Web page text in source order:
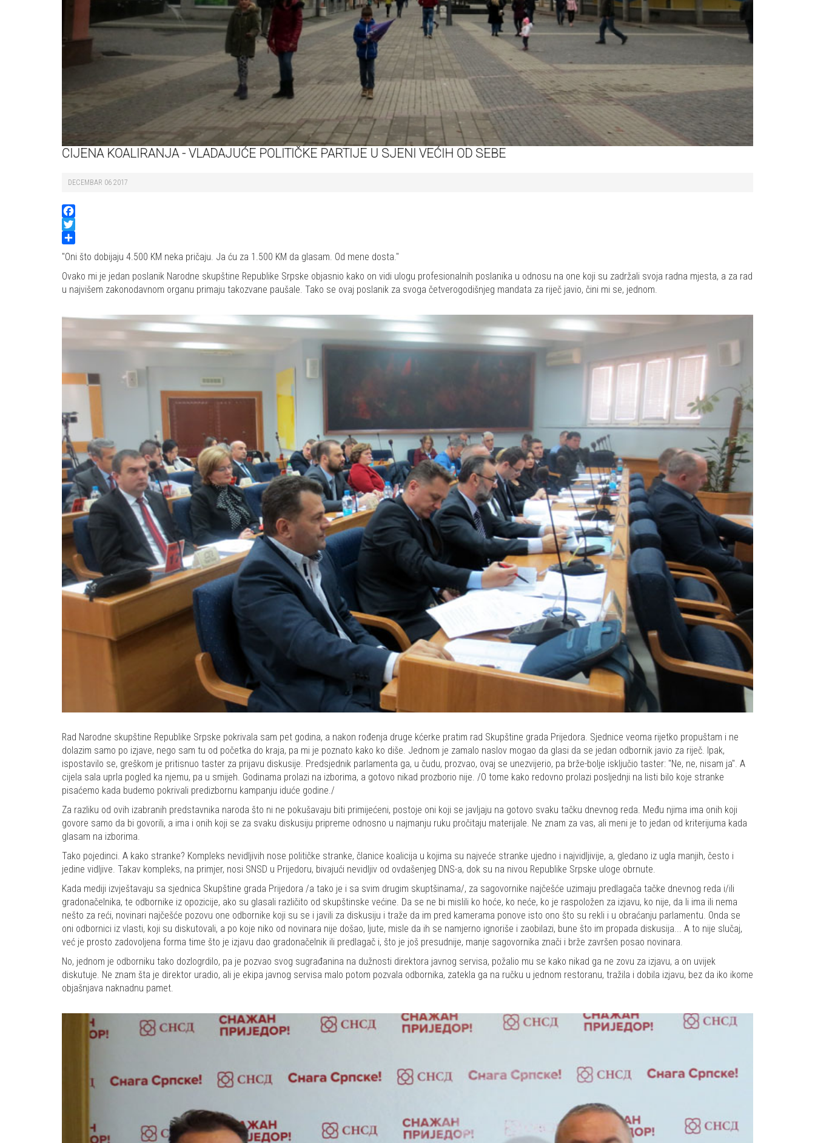
CIJENA KOALIRANJA - VLADAJUĆE POLITIČKE PARTIJE U SJENI VEĆIH OD SEBE
DECEMBAR 06 2017
Facebook
Twitter
Share
"Oni što dobijaju 4.500 KM neka pričaju. Ja ću za 1.500 KM da glasam. Od mene dosta."
Ovako mi je jedan poslanik Narodne skupštine Republike Srpske objasnio kako on vidi ulogu profesionalnih poslanika u odnosu na one koji su zadržali svoja radna mjesta, a za rad
u najvišem zakonodavnom organu primaju takozvane paušale. Tako se ovaj poslanik za svoga četverogodišnjeg mandata za riječ javio, čini mi se, jednom.
Rad Narodne skupštine Republike Srpske pokrivala sam pet godina, a nakon rođenja druge kćerke pratim rad Skupštine grada Prijedora. Sjednice veoma rijetko propuštam i ne
dolazim samo po izjave, nego sam tu od početka do kraja, pa mi je poznato kako ko diše. Jednom je zamalo naslov mogao da glasi da se jedan odbornik javio za riječ. Ipak,
ispostavilo se, greškom je pritisnuo taster za prijavu diskusije. Predsjednik parlamenta ga, u čudu, prozvao, ovaj se unezvijerio, pa brže-bolje isključio taster: "Ne, ne, nisam ja". A
cijela sala uprla pogled ka njemu, pa u smijeh. Godinama prolazi na izborima, a gotovo nikad prozborio nije. /O tome kako redovno prolazi posljednji na listi bilo koje stranke
pisaćemo kada budemo pokrivali predizbornu kampanju iduće godine./
Za razliku od ovih izabranih predstavnika naroda što ni ne pokušavaju biti primijećeni, postoje oni koji se javljaju na gotovo svaku tačku dnevnog reda. Među njima ima onih koji
govore samo da bi govorili, a ima i onih koji se za svaku diskusiju pripreme odnosno u najmanju ruku pročitaju materijale. Ne znam za vas, ali meni je to jedan od kriterijuma kada
glasam na izborima.
Tako pojedinci. A kako stranke? Kompleks nevidljivih nose političke stranke, članice koalicija u kojima su najveće stranke ujedno i najvidljivije, a, gledano iz ugla manjih, često i
jedine vidljive. Takav kompleks, na primjer, nosi SNSD u Prijedoru, bivajući nevidljiv od ovdašenjeg DNS-a, dok su na nivou Republike Srpske uloge obrnute.
Kada mediji izvještavaju sa sjednica Skupštine grada Prijedora /a tako je i sa svim drugim skuptšinama/, za sagovornike najčešće uzimaju predlagača tačke dnevnog reda i/ili
gradonačelnika, te odbornike iz opozicije, ako su glasali različito od skupštinske većine. Da se ne bi mislili ko hoće, ko neće, ko je raspoložen za izjavu, ko nije, da li ima ili nema
nešto za reći, novinari najčešće pozovu one odbornike koji su se i javili za diskusiju i traže da im pred kamerama ponove isto ono što su rekli i u obraćanju parlamentu. Onda se
oni odbornici iz vlasti, koji su diskutovali, a po koje niko od novinara nije došao, ljute, misle da ih se namjerno ignoriše i zaobilazi, bune što im propada diskusija... A to nije slučaj,
već je prosto zadovoljena forma time što je izjavu dao gradonačelnik ili predlagač i, što je još presudnije, manje sagovornika znači i brže završen posao novinara.
No, jednom je odborniku tako dozlogrdilo, pa je pozvao svog sugrađanina na dužnosti direktora javnog servisa, požalio mu se kako nikad ga ne zovu za izjavu, a on uvijek
diskutuje. Ne znam šta je direktor uradio, ali je ekipa javnog servisa malo potom pozvala odbornika, zatekla ga na ručku u jednom restoranu, tražila i dobila izjavu, bez da iko ikome
objašnjava naknadnu pamet.